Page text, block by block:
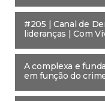
#205 | Canal de
lideranças | Com
A complexa e
em função do